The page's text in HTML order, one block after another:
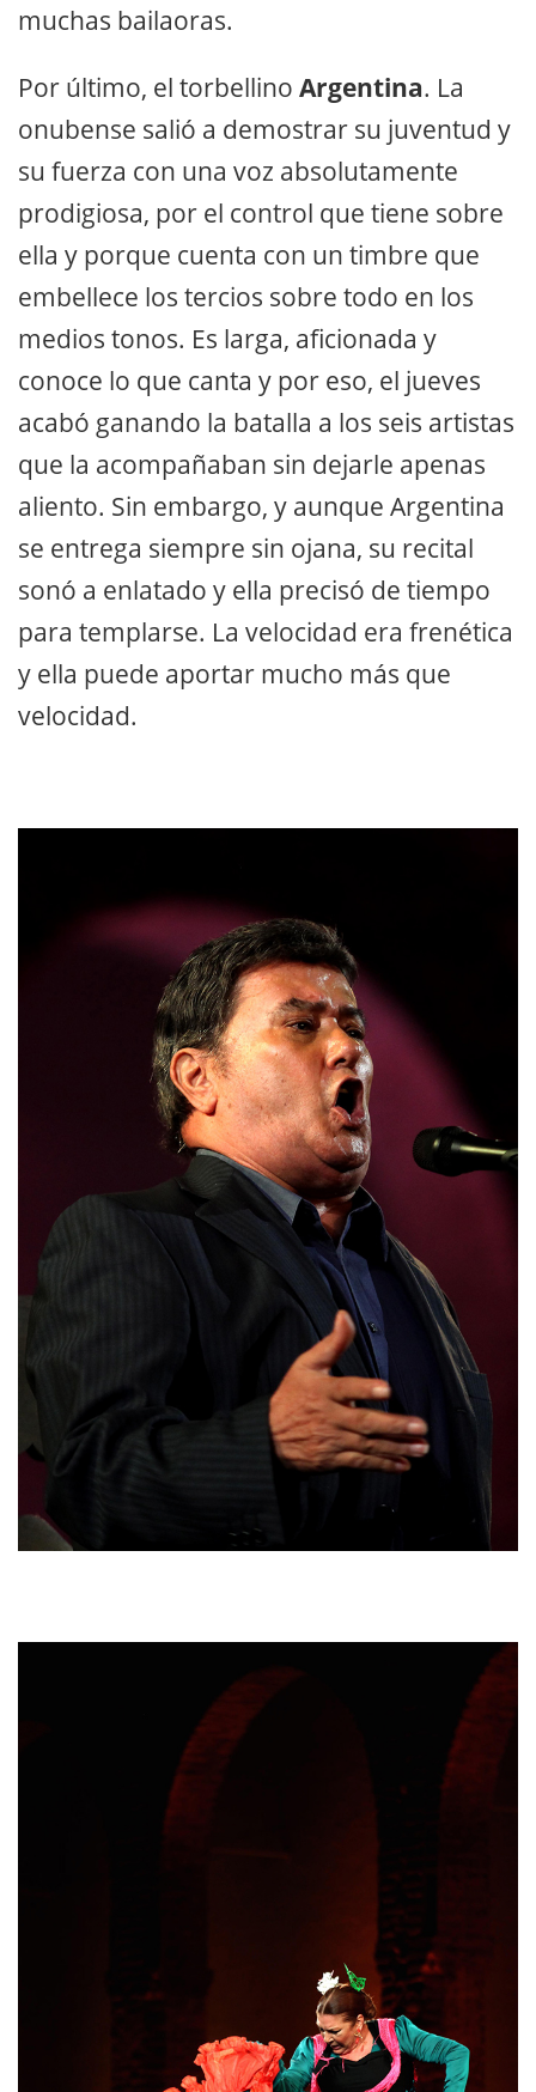
muchas bailaoras.
Por último, el torbellino Argentina. La
onubense salió a demostrar su juventud y
su fuerza con una voz absolutamente
prodigiosa, por el control que tiene sobre
ella y porque cuenta con un timbre que
embellece los tercios sobre todo en los
medios tonos. Es larga, aficionada y
conoce lo que canta y por eso, el jueves
acabó ganando la batalla a los seis artistas
que la acompañaban sin dejarle apenas
aliento. Sin embargo, y aunque Argentina
se entrega siempre sin ojana, su recital
sonó a enlatado y ella precisó de tiempo
para templarse. La velocidad era frenética
y ella puede aportar mucho más que
velocidad.